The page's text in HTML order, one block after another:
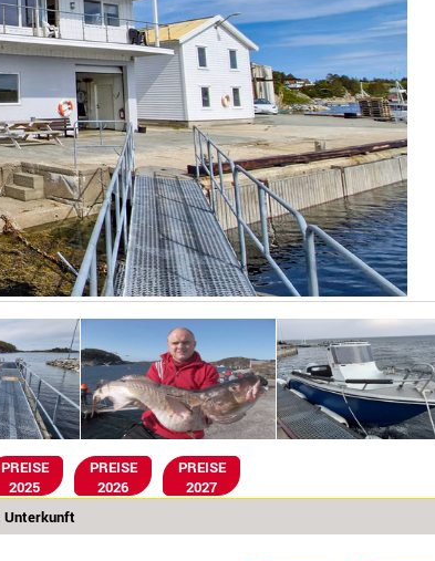
PREISE
2025
PREISE
2026
PREISE
2027
Unterkunft